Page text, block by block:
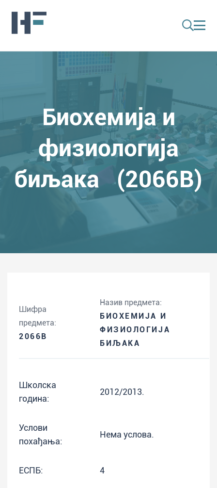
Биохемија и
физиологија
биљака (2066B)
Шифра
предмета:
2066B
Назив предмета:
БИОХЕМИЈА И
ФИЗИОЛОГИЈА
БИЉАКА
Школска
година:
2012/2013.
Услови
похађања:
Нема услова.
ЕСПБ: 4